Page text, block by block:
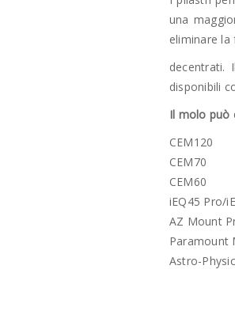
una
eliminare
decentrati.
disponibili
Il molo può
CEM120
CEM70
CEM60
iEQ45 Pro/
AZ Mount
Paramount
Astro-